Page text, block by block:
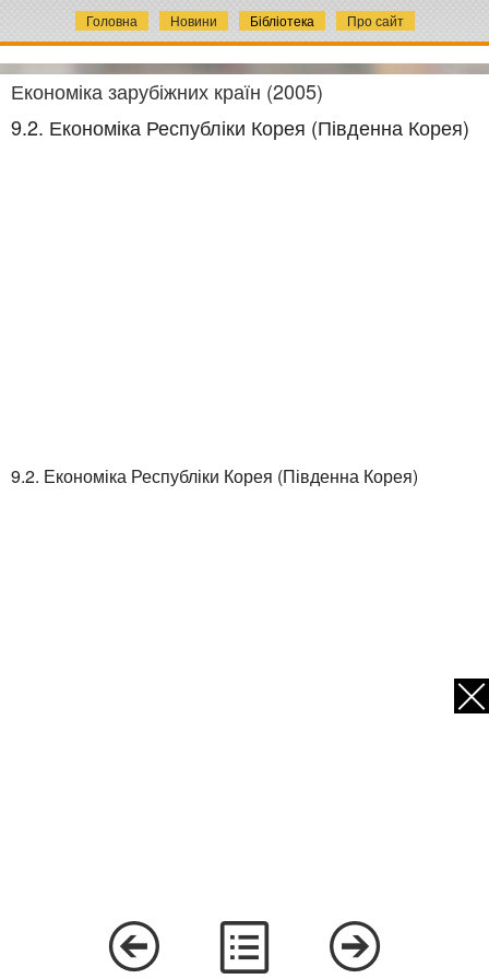
Головна Новини Бібліотека Про сайт
Економіка зарубіжних країн (2005)
9.2. Економіка Республіки Корея (Південна Корея)
9.2. Економіка Республіки Корея (Південна Корея)